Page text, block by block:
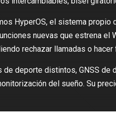
HyperOS, el sistema
nuevas que estrena el
rechazar llamadas o
deporte distintos, GNSS de
del sueño. Su